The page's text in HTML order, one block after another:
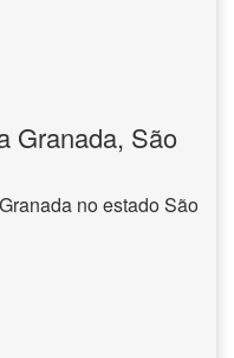
Granada, São
no estado São